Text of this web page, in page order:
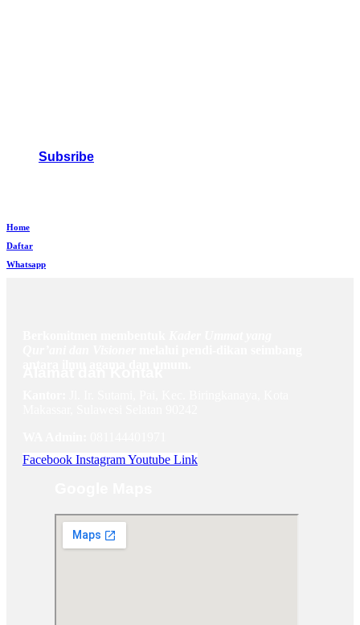
Subsribe
Home
Daftar
Whatsapp
Facebook InstagramYoutube Link